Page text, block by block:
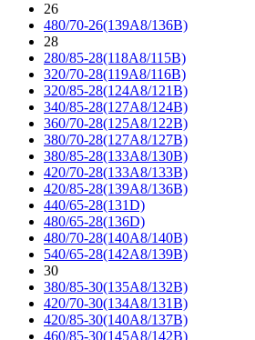
26
480/70-26(139A8/136B)
28
280/85-28(118A8/115B)
320/70-28(119A8/116B)
320/85-28(124A8/121B)
340/85-28(127A8/124B)
360/70-28(125A8/122B)
380/70-28(127A8/127B)
380/85-28(133A8/130B)
420/70-28(133A8/133B)
420/85-28(139A8/136B)
440/65-28(131D)
480/65-28(136D)
480/70-28(140A8/140B)
540/65-28(142A8/139B)
30
380/85-30(135A8/132B)
420/70-30(134A8/131B)
420/85-30(140A8/137B)
460/85-30(145A8/142B)